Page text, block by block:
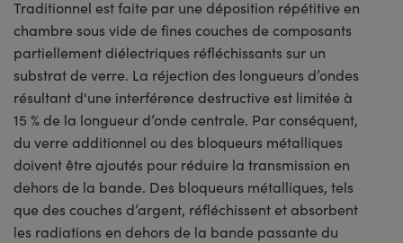
Traditionnel est faite par une déposition répétitive en
chambre sous vide de fines couches de composants
partiellement diélectriques réfléchissants sur un
substrat de verre. La réjection des longueurs d’ondes
résultant d'une interférence destructive est limitée à
15 % de la longueur d’onde centrale. Par conséquent,
du verre additionnel ou des bloqueurs métalliques
doivent être ajoutés pour réduire la transmission en
dehors de la bande. Des bloqueurs métalliques, tels
que des couches d’argent, réfléchissent et absorbent
les radiations en dehors de la bande passante du